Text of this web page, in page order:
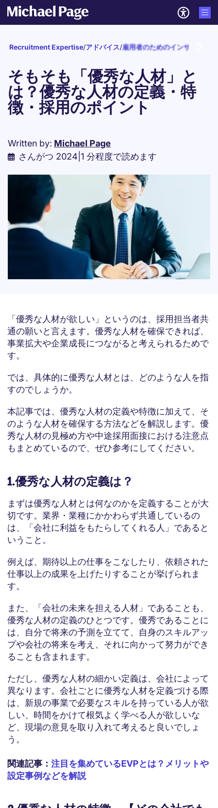
Recruitment Expertise/アドバイス/雇用者のためのインサイト
そもそも「優秀な人材」と
は？優秀な人材の定義・特
徴・採用のポイント
Written by: Michael Page
さんがつ 2024 1 分程度で読めます
「優秀な人材が欲しい」というのは、採用担当者共
通の願いと言えます。優秀な人材を確保できれば、
事業拡大や企業成長につながると考えられるためで
す。
では、具体的に優秀な人材とは、どのような人を指
すのでしょうか。
本記事では、優秀な人材の定義や特徴に加えて、そ
のような人材を確保する方法などを解説します。優
秀な人材の見極め方や中途採用面接における注意点
もまとめているので、ぜひ参考にしてください。
1.優秀な人材の定義は？
まずは優秀な人材とは何なのかを定義することが大
切です。業界・業種にかかわらず共通しているの
は、「会社に利益をもたらしてくれる人」であると
いうこと。
例えば、期待以上の仕事をこなしたり、依頼された
仕事以上の成果を上げたりすることが挙げられま
す。
また、「会社の未来を担える人材」であることも、
優秀な人材の定義のひとつです。優秀であることに
は、自分で将来の予測を立てて、自身のスキルアッ
プや会社の将来を考え、それに向かって努力ができ
ることも含まれます。
ただし、優秀な人材の細かい定義は、会社によって
異なります。会社ごとに優秀な人材を定義づける際
は、新規の事業で必要なスキルを持っている人が欲
しい、時間をかけて根気よく学べる人が欲しいな
ど、現場の意見を取り入れて考えると良いでしょ
う。
関連記事： 注目を集めているEVPとは？メリットや
設定事例などを解説